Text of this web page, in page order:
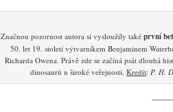
Značnou pozornost autora si vysloužily taképrvní
50. let 19. století výtvarníkem Benjaminem
Richarda Owena. Právě zde se začíná psát dlouhá
dinosaurů u široké veřejnosti.Kredit: P. H.